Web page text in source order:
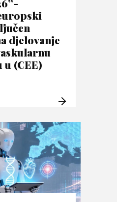
djelovanje
(CEE)